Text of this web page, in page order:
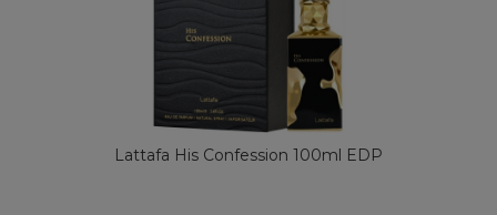
Lattafa His Confession 100ml EDP